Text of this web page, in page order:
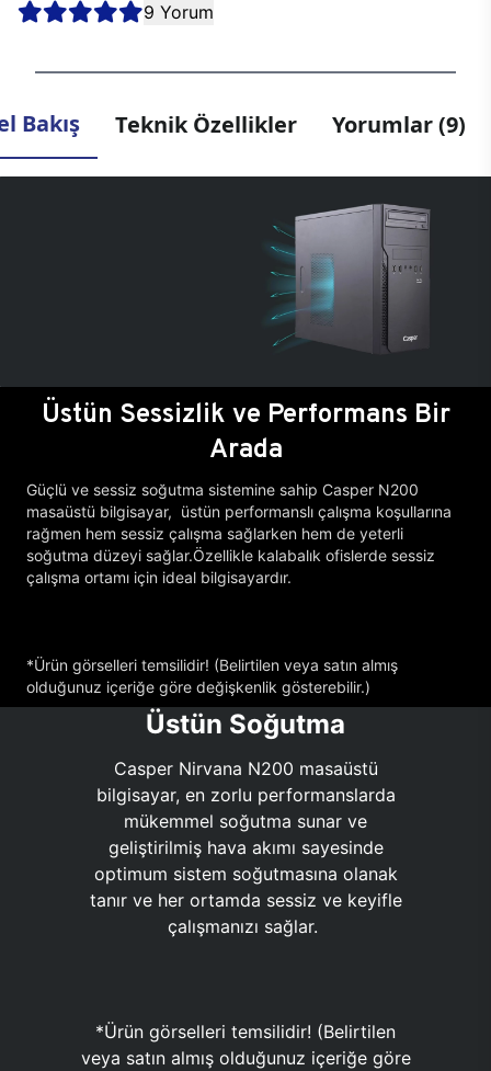
9 Yorum
Bakış Teknik Özellikler Yorumlar (9)
Üstün Sessizlik ve Performans Bir
Arada
Güçlü ve sessiz soğutma sistemine sahip Casper N200
masaüstü bilgisayar, üstün performanslı çalışma koşullarına
rağmen hem sessiz çalışma sağlarken hem de yeterli
soğutma düzeyi sağlar.Özellikle kalabalık ofislerde sessiz
çalışma ortamı için ideal bilgisayardır.
*Ürün görselleri temsilidir! (Belirtilen veya satın almış
olduğunuz içeriğe göre değişkenlik gösterebilir.)
Üstün Soğutma
Casper Nirvana N200 masaüstü
bilgisayar, en zorlu performanslarda
mükemmel soğutma sunar ve
geliştirilmiş hava akımı sayesinde
optimum sistem soğutmasına olanak
tanır ve her ortamda sessiz ve keyifle
çalışmanızı sağlar.
*Ürün görselleri temsilidir! (Belirtilen
veya satın almış olduğunuz içeriğe göre